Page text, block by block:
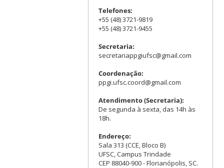
Telefones:
+55 (48) 3721-9819
+55 (48) 3721-9455
Secretaria:
secretariappgiufsc@gmail.com
Coordenação:
ppgi.ufsc.coord@gmail.com
Atendimento (Secretaria):
De segunda à sexta, das 14h às
18h.
Endereço:
Sala 313 (CCE, Bloco B)
UFSC, Campus Trindade
CEP 88040-900 - Florianópolis, SC.